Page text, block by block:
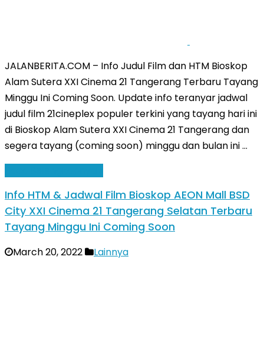
JALANBERITA.COM – Info Judul Film dan HTM Bioskop
Alam Sutera XXI Cinema 21 Tangerang Terbaru Tayang
Minggu Ini Coming Soon. Update info teranyar jadwal
judul film 21cineplex populer terkini yang tayang hari ini
di Bioskop Alam Sutera XXI Cinema 21 Tangerang dan
segera tayang (coming soon) minggu dan bulan ini …
Info HTM & Jadwal Film Bioskop AEON Mall BSD
City XXI Cinema 21 Tangerang Selatan Terbaru
Tayang Minggu Ini Coming Soon
March 20, 2022 Lainnya